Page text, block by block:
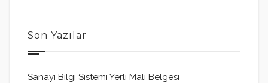
Son Yazılar
Sanayi Bilgi Sistemi Yerli Malı Belgesi